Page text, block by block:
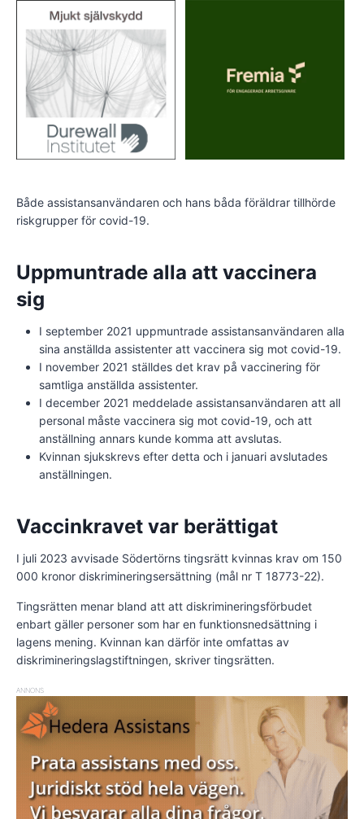
Både assistansanvändaren och hans båda föräldrar tillhörde
riskgrupper för covid-19.
Uppmuntrade alla att vaccinera
sig
I september 2021 uppmuntrade assistansanvändaren alla
sina anställda assistenter att vaccinera sig mot covid-19.
I november 2021 ställdes det krav på vaccinering för
samtliga anställda assistenter.
I december 2021 meddelade assistansanvändaren att all
personal måste vaccinera sig mot covid-19, och att
anställning annars kunde komma att avslutas.
Kvinnan sjukskrevs efter detta och i januari avslutades
anställningen.
Vaccinkravet var berättigat
I juli 2023 avvisade Södertörns tingsrätt kvinnas krav om 150
000 kronor diskrimineringsersättning (mål nr T 18773-22).
Tingsrätten menar bland att att diskrimineringsförbudet
enbart gäller personer som har en funktionsnedsättning i
lagens mening. Kvinnan kan därför inte omfattas av
diskrimineringslagstiftningen, skriver tingsrätten.
ANNONS